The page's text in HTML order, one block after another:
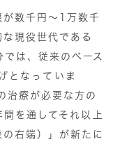
数千円〜1万数千
現役世代である
は、従来のベース
なっていま
治療が必要な方の
を通してそれ以上
右端）」 が新たに